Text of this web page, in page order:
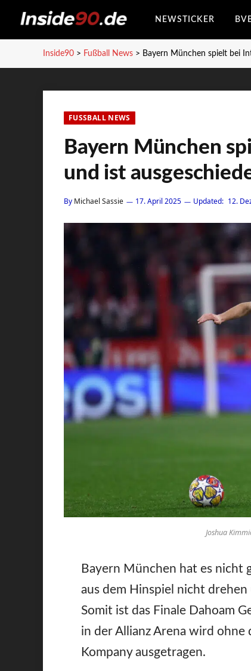
NEWSTICKER
Inside90 > Fußball News > Bayern München spielt bei
FUSSBALL NEWS
Bayern München
und ist
By Michael Sassie 17. April 2025 Updated: 12.
Joshua
Bayern München hat es nicht
aus dem Hinspiel nicht
Somit ist das Finale Dahoam
in der Allianz Arena wird ohne
Kompany ausgetragen.